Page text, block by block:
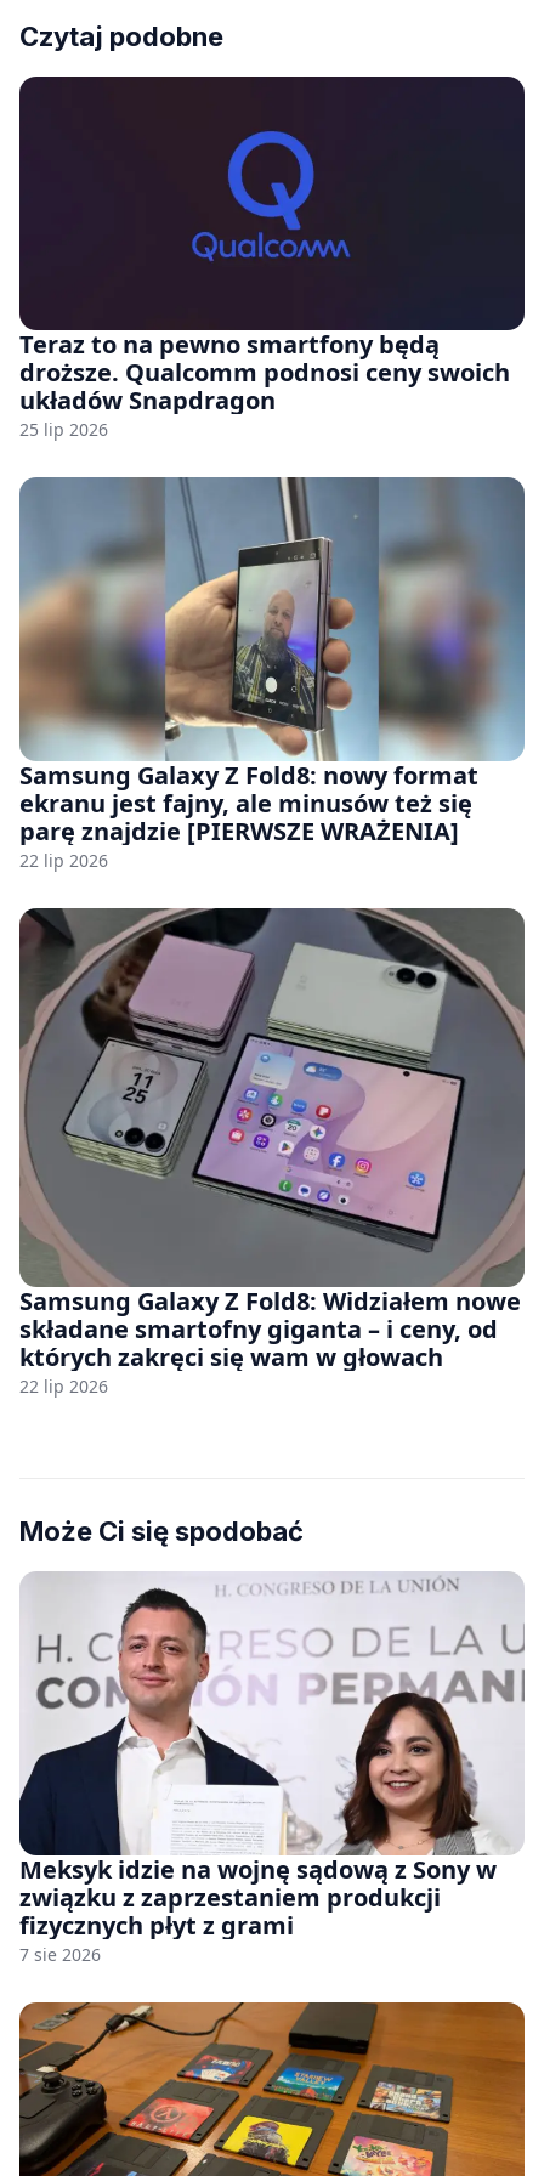
Czytaj podobne
Teraz to na pewno smartfony będą
droższe. Qualcomm podnosi ceny swoich
układów Snapdragon
25 lip 2026
Samsung Galaxy Z Fold8: nowy format
ekranu jest fajny, ale minusów też się
parę znajdzie [PIERWSZE WRAŻENIA]
22 lip 2026
Samsung Galaxy Z Fold8: Widziałem nowe
składane smartofny giganta – i ceny, od
których zakręci się wam w głowach
22 lip 2026
Może Ci się spodobać
Meksyk idzie na wojnę sądową z Sony w
związku z zaprzestaniem produkcji
fizycznych płyt z grami
7 sie 2026